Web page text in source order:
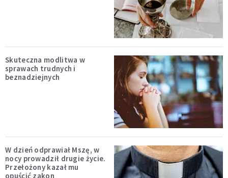
Skuteczna modlitwa w
sprawach trudnych i
beznadziejnych
W dzień odprawiał Mszę, w
nocy prowadził drugie życie.
Przełożony kazał mu
opuścić zakon